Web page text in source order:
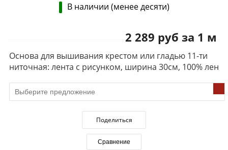
В наличии (менее десяти)
2 289 руб за 1 м
Основа для вышивания крестом или гладью 11-ти
ниточная: лента с рисунком, ширина 30см, 100% лен
Поделиться
Сравнение